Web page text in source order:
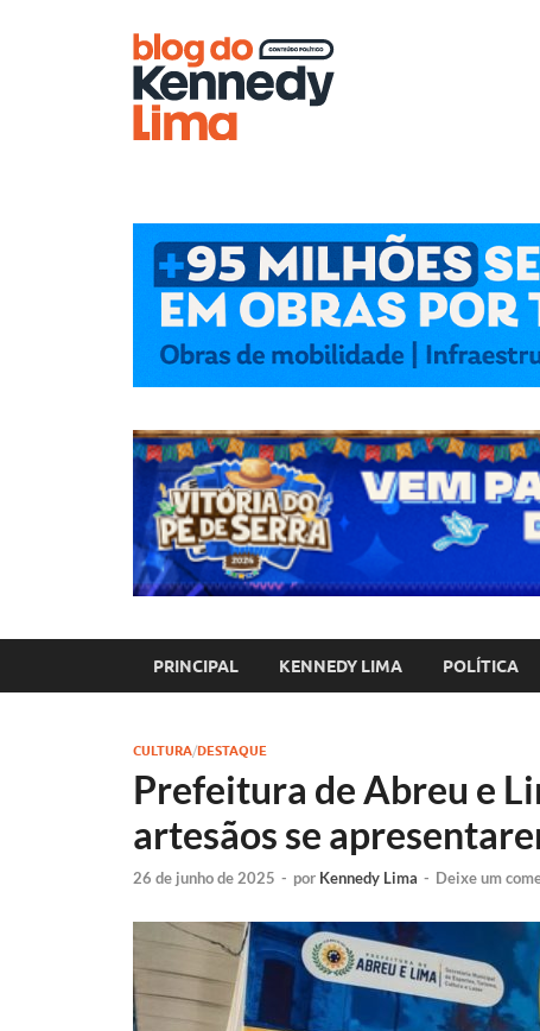
PRINCIPAL KENNEDY LIMA POLÍTICA
CULTURA/DESTAQUE
Prefeitura de Abreu e
artesãos se
26 de junho de 2025 - por Kennedy Lima - Deixe um